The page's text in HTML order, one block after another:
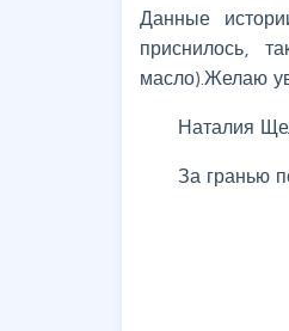
Данные
приснилось,
масло).Желаю
Наталия
За гранью